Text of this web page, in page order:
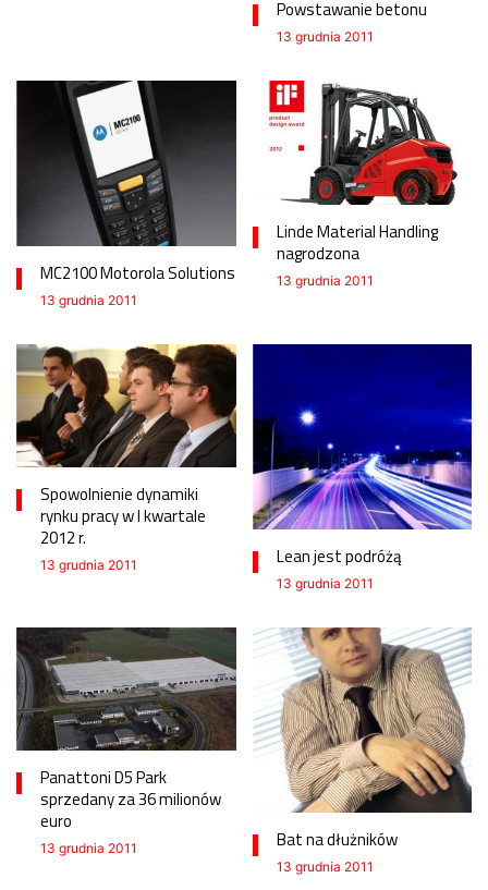
Powstawanie betonu
13 grudnia 2011
MC2100 Motorola Solutions
13 grudnia 2011
Linde Material Handling
nagrodzona
13 grudnia 2011
Spowolnienie dynamiki
rynku pracy w I kwartale
2012 r.
13 grudnia 2011 Lean jest podróżą
13 grudnia 2011
Panattoni D5 Park
sprzedany za 36 milionów
euro
13 grudnia 2011 Bat na dłużników
13 grudnia 2011